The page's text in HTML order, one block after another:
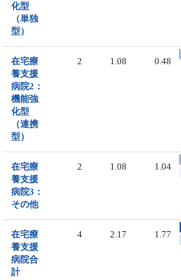
化型
（単独
型）
在宅療
養支援
病院2：
機能強
化型
（連携
型）
2 1.08 0.48
在宅療
養支援
病院3：
その他
2 1.08 1.04
在宅療
養支援
病院合
計
4 2.17 1.77